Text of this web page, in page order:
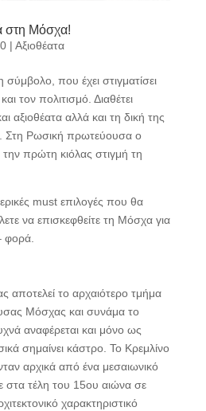
στη Μόσχα!
| Αξιοθέατα
που έχει στιγματίσει
τον πολιτισμό. Διαθέτει
αξιοθέατα αλλά και τη δική της
Στη Ρωσική πρωτεύουσα ο
πρώτη κιόλας στιγμή τη
must επιλογές που θα
να επισκεφθείτε τη Μόσχα για
φορά.
αποτελεί το αρχαιότερο τμήμα
Μόσχας και συνάμα το
αναφέρεται και μόνο ως
σημαίνει κάστρο. Το Κρεμλίνο
αρχικά από ένα μεσαιωνικό
στα τέλη του 15ου αιώνα σε
χαρακτηριστικό